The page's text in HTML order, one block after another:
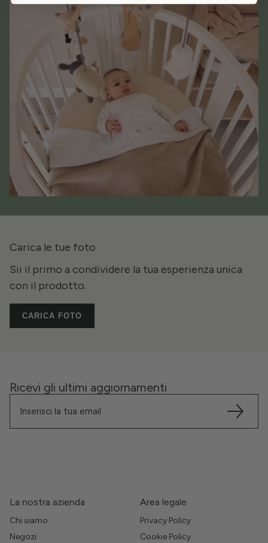
Carica le tue foto
Sii il primo a condividere la tua esperienza unica
con il prodotto.
CARICA FOTO
Ricevi gli ultimi aggiornamenti
La nostra azienda
Chi siamo
Negozi
Area legale
Privacy Policy
Cookie Policy